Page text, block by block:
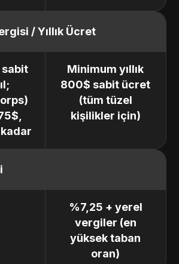
/ Yıllık Ücret
sabit
Minimum yıllık
800$ sabit ücret
(tüm tüzel
kişilikler için)
%7,25 + yerel
vergiler (en
yüksek taban
oran)